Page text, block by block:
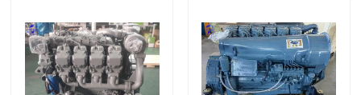
المنتجات
حول بنا